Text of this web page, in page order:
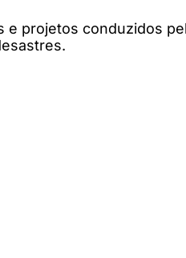
projetos conduzidos